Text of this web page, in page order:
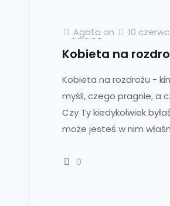
Agata on 10
Kobieta na
Kobieta na rozdrożu -
myśli, czego pragnie, a
Czy Ty kiedykolwiek
może jesteś w nim
0